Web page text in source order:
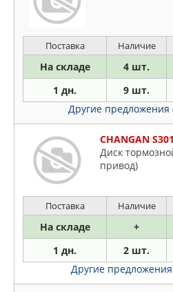
Поставка Наличие
На складе 4 шт.
1 дн. 9 шт.
Другие предложения
CHANGAN
Диск
привод)
Поставка Наличие
На складе +
1 дн. 2 шт.
Другие